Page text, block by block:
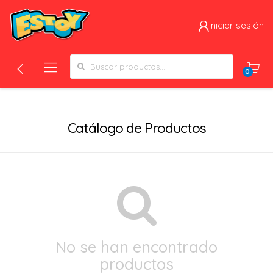
Iniciar sesión
Search for:
0
Catálogo de Productos
No se han encontrado
productos